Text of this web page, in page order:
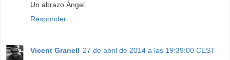
Un abrazo Ángel
Responder
Vicent Granell 27 de abril de 2014 a las 19:39:00 CEST